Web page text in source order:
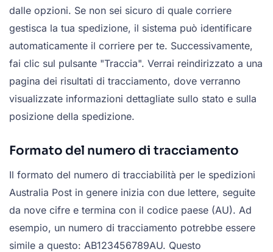
dalle opzioni. Se non sei sicuro di quale corriere
gestisca la tua spedizione, il sistema può identificare
automaticamente il corriere per te. Successivamente,
fai clic sul pulsante "Traccia". Verrai reindirizzato a una
pagina dei risultati di tracciamento, dove verranno
visualizzate informazioni dettagliate sullo stato e sulla
posizione della spedizione.
Formato del numero di tracciamento
Il formato del numero di tracciabilità per le spedizioni
Australia Post in genere inizia con due lettere, seguite
da nove cifre e termina con il codice paese (AU). Ad
esempio, un numero di tracciamento potrebbe essere
simile a questo: AB123456789AU. Questo